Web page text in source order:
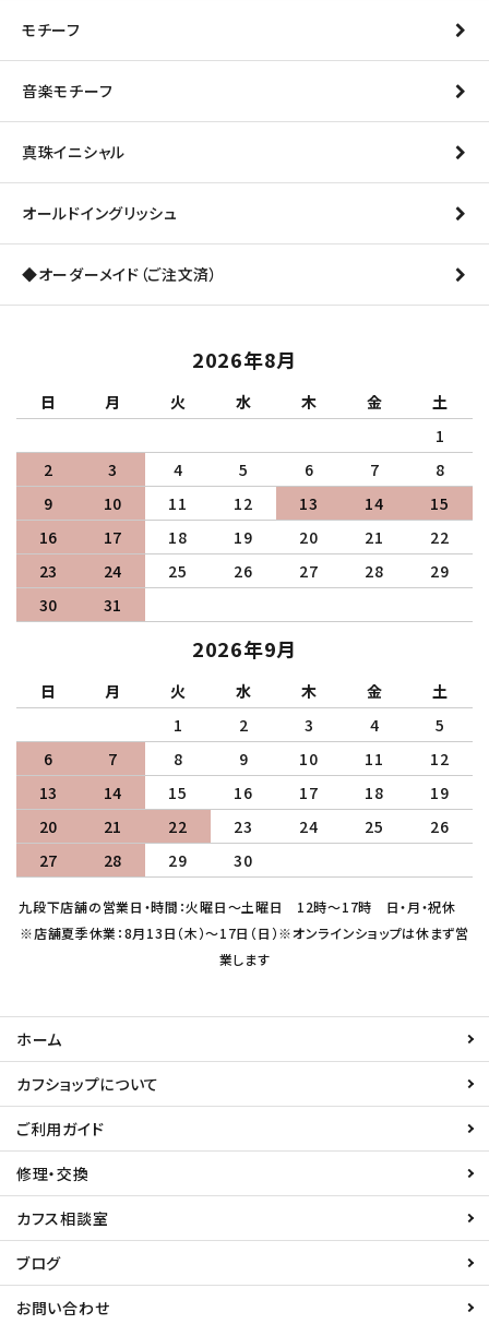
モチーフ
音楽モチーフ
真珠イニシャル
オールドイングリッシュ
◆オーダーメイド（ご注文済）
2026年8月
日 月 火 水 木 金
土
1
2
3 4 5 6 7
8
9
10 11 12 13 14
15
16
17 18 19 20 21
22
23
24 25 26 27 28
29
30
31
2026年9月
日 月 火 水 木 金
土
1
2 3 4
5
6
7 8 9 10 11
12
13
14 15 16 17 18
19
20
21 22 23 24 25
26
27
28 29 30
九段下店舗の営業日・時間：火曜日～土曜日 12時～17時 日・月・祝休
※店舗夏季休業：8月13日（木）～17日（日）※オンラインショップは休まず営
業します
ホーム
カフショップについて
ご利用ガイド
修理・交換
カフス相談室
ブログ
お問い合わせ